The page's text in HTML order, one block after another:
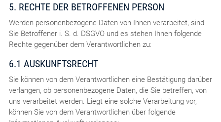
5. RECHTE DER BETROFFENEN PERSON
Werden personenbezogene Daten von Ihnen verarbeitet, sind
Sie Betroffener i. S. d. DSGVO und es stehen Ihnen folgende
Rechte gegenüber dem Verantwortlichen zu:
6.1 AUSKUNFTSRECHT
Sie können von dem Verantwortlichen eine Bestätigung darüber
verlangen, ob personenbezogene Daten, die Sie betreffen, von
uns verarbeitet werden. Liegt eine solche Verarbeitung vor,
können Sie von dem Verantwortlichen über folgende